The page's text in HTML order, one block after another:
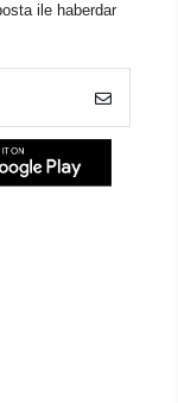
ile haberdar